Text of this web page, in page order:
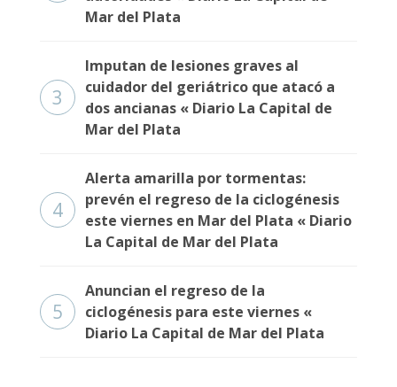
Mar del Plata
3
Imputan de lesiones graves al
cuidador del geriátrico que atacó a
dos ancianas « Diario La Capital de
Mar del Plata
4
Alerta amarilla por tormentas:
prevén el regreso de la ciclogénesis
este viernes en Mar del Plata « Diario
La Capital de Mar del Plata
5
Anuncian el regreso de la
ciclogénesis para este viernes «
Diario La Capital de Mar del Plata